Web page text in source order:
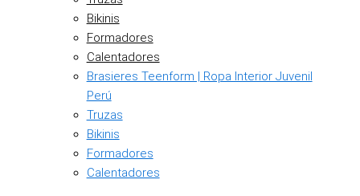
Bikinis
Formadores
Calentadores
Brasieres Teenform | Ropa Interior Juvenil
Perú
Truzas
Bikinis
Formadores
Calentadores